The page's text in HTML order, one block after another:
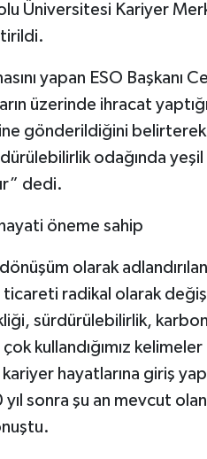
Üniversitesi Kariyer
yapan ESO Başkanı
üzerinde ihracat
gönderildiğini
odağında
dedi.
öneme sahip
olarak
ticareti radikal olarak
sürdürülebilirlik,
kullandığımız
hayatlarına giriş
sonra şu an mevcut